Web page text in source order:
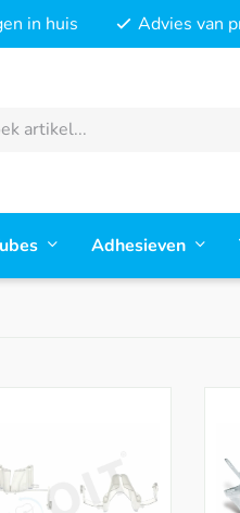
in huis Advies van
Adhesieven